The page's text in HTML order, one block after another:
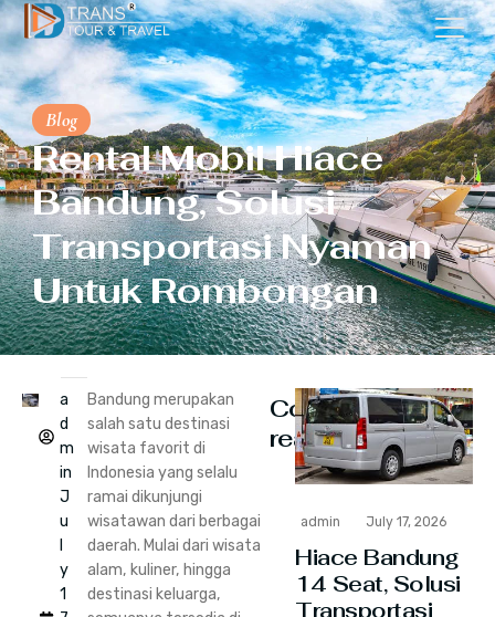
Blog
Rental Mobil Hiace
Bandung, Solusi
Transportasi Nyaman
Untuk Rombongan
a
d
m
in
J
u
y
1
Bandung merupakan
salah satu destinasi
wisata favorit di
Indonesia yang selalu
ramai dikunjungi
wisatawan dari berbagai
daerah. Mulai dari wisata
alam, kuliner, hingga
destinasi keluarga,
Continue
reading
admin July 17, 2026
Hiace Bandung
14 Seat, Solusi
Transportasi